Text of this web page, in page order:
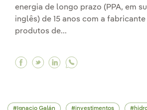
energia de longo prazo (PPA, em
inglês) de 15 anos com a
produtos de...
Facebook Iberdrola
Twitter Iberdrola
Linkedin Iberdrola
Ignacio Galán investimentos